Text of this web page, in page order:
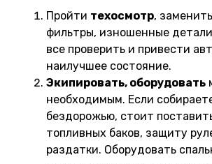
Пройти техосмотр,
фильтры, изношенные
все проверить и привести
наилучшее состояние.
Экипировать, оборудовать
необходимым. Если
бездорожью, стоит
топливных баков, защиту
раздатки. Оборудовать